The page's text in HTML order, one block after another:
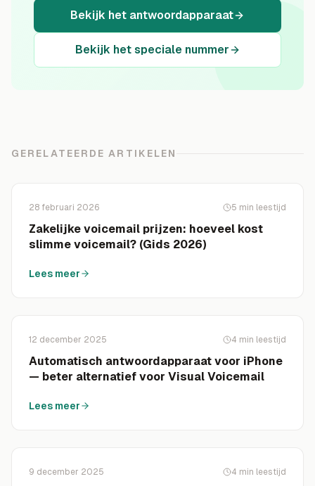
Bekijk het antwoordapparaat
Bekijk het speciale nummer
GERELATEERDE ARTIKELEN
28 februari 2026 5 min leestijd
Zakelijke voicemail prijzen: hoeveel kost
slimme voicemail? (Gids 2026)
Lees meer
12 december 2025 4 min leestijd
Automatisch antwoordapparaat voor iPhone
— beter alternatief voor Visual Voicemail
Lees meer
9 december 2025 4 min leestijd